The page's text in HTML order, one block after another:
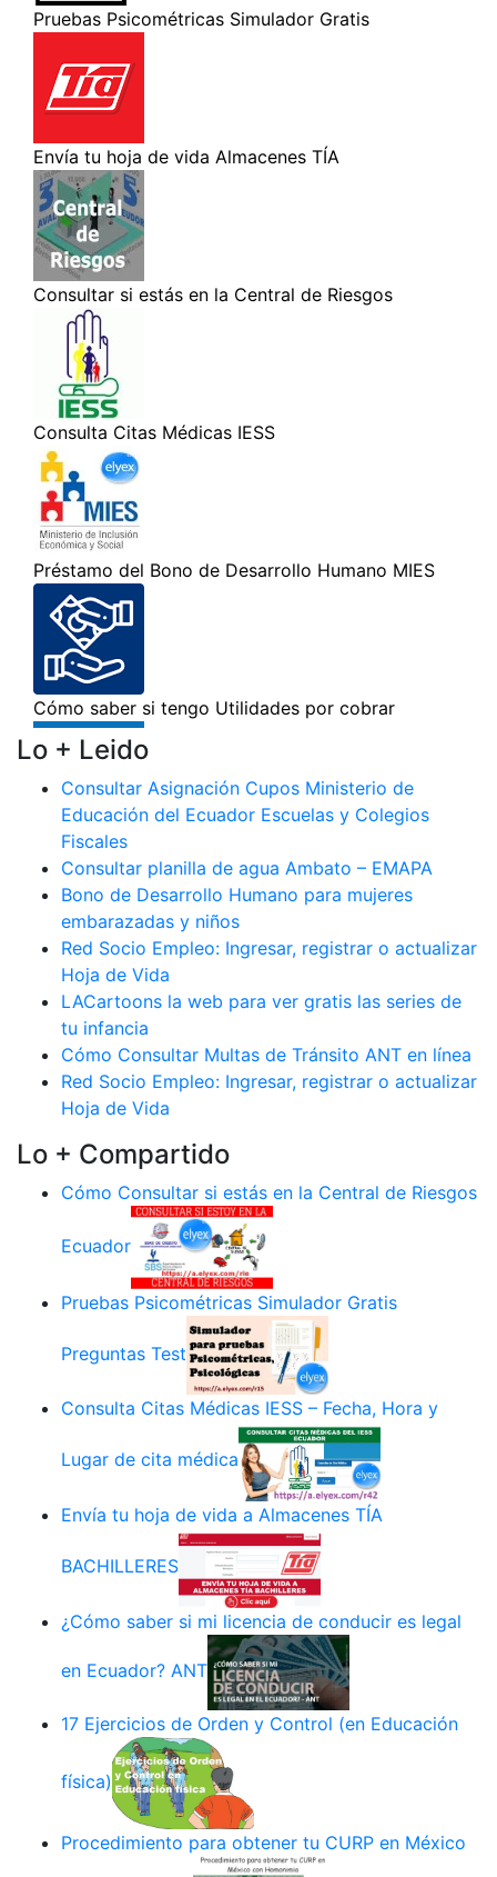
Lo + Leido
Consultar Asignación Cupos Ministerio de
Educación del Ecuador Escuelas y Colegios
Fiscales
Consultar planilla de agua Ambato – EMAPA
Bono de Desarrollo Humano para mujeres
embarazadas y niños
Red Socio Empleo: Ingresar, registrar o actualizar
Hoja de Vida
LACartoons la web para ver gratis las series de
tu infancia
Cómo Consultar Multas de Tránsito ANT en línea
Red Socio Empleo: Ingresar, registrar o actualizar
Hoja de Vida
Lo + Compartido
Cómo Consultar si estás en la Central de Riesgos
Ecuador
Pruebas Psicométricas Simulador Gratis
Preguntas Test
Consulta Citas Médicas IESS – Fecha, Hora y
Lugar de cita médica
Envía tu hoja de vida a Almacenes TÍA
BACHILLERES
¿Cómo saber si mi licencia de conducir es legal
en Ecuador? ANT
17 Ejercicios de Orden y Control (en Educación
física)
Procedimiento para obtener tu CURP en México